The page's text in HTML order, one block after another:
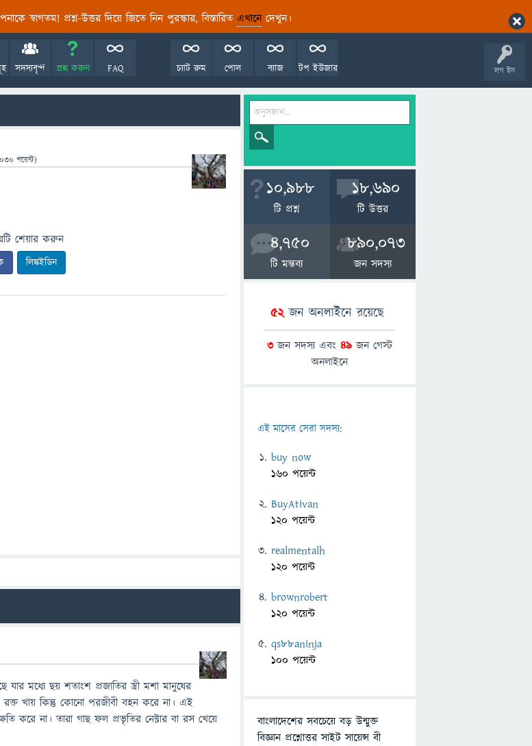
স্বাগতম! প্রশ্ন-উত্তর দিয়ে জিতে নিন পুরস্কার, বিস্তারিত এখানেদেখুন।
লগ ইন
সদস্যবৃন্দ প্রশ্ন করুন FAQ টপ ইউজার
ব্যাজ
পোল
চ্যাট রুম
পয়েন্ট)
শেয়ার করুন
লিঙ্কইডিন
মধ্যে ছয় শতাংশ প্রজাতির স্ত্রী মশা মানুষের
খায় কিন্তু কোনো পরজীবী বহন করে না। এই
করে না। তারা গাছ ফল প্রভৃতির নেক্টার বা রস খেয়ে
10,988
টি প্রশ্ন
18,690
টি উত্তর
4,750
টি মন্তব্য
890,073
জন সদস্য
52জন অনলাইনে রয়েছে
3জন সদস্য এবং 49 জন গেস্ট
অনলাইনে
এই মাসের সেরা সদস্য:
buy now
160 পয়েন্ট
BuyAtivan
120 পয়েন্ট
realmentalh
120 পয়েন্ট
brownrobert
120 পয়েন্ট
qs88aninja
100 পয়েন্ট
বাংলাদেশের সবচেয়ে বড় উন্মুক্ত
বিজ্ঞান প্রশ্নোত্তর সাইট সায়েন্স বী